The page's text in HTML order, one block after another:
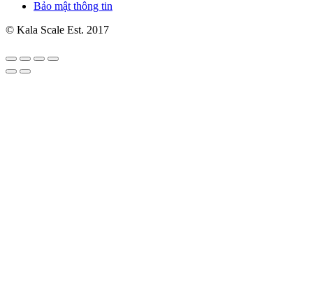
Bảo mật thông tin
© Kala Scale Est. 2017